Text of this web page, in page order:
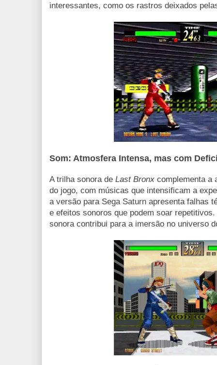
interessantes, como os rastros deixados
Som: Atmosfera Intensa, mas com
A trilha sonora de Last Bronx complementa a
do jogo, com músicas que intensificam a
a versão para Sega Saturn apresenta falhas
e efeitos sonoros que podem soar
sonora contribui para a imersão no universo